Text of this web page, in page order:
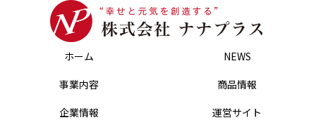
ホーム
NEWS
事業内容
商品情報
企業情報
運営サイト